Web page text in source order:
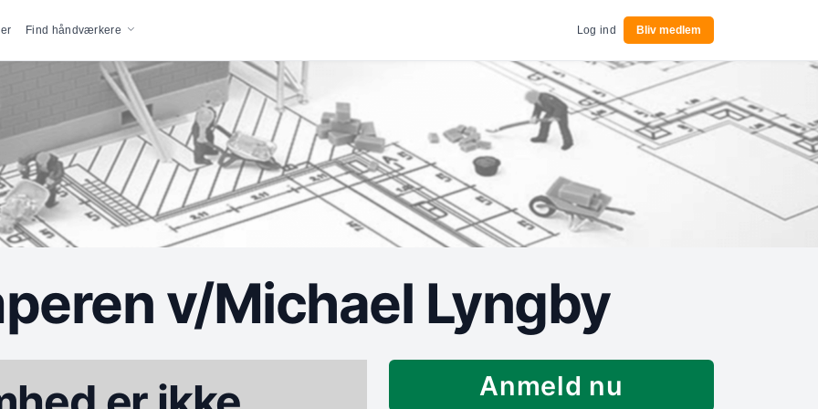
Find håndværkere Log ind Bliv medlem
v/Michael Lyngby
Anmeld nu